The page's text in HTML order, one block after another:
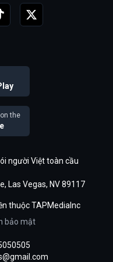
the
người Việt toàn cầu
Las Vegas, NV 89117
thuộc TAPMediaInc
bảo mật